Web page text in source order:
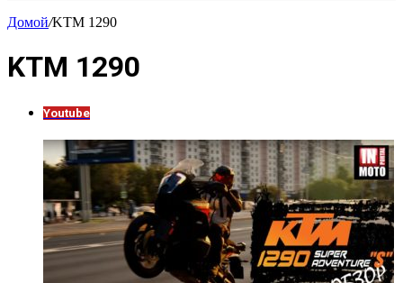
Домой/KTM 1290
KTM 1290
Youtube